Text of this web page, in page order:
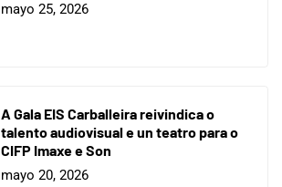
mayo 25, 2026
A Gala EIS Carballeira reivindica o
talento audiovisual e un teatro para o
CIFP Imaxe e Son
mayo 20, 2026